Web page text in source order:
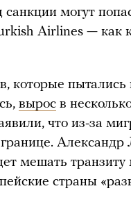
могут
Airlines — как
которые пытались
вырос в
что из-за
мешать транзиту
страны